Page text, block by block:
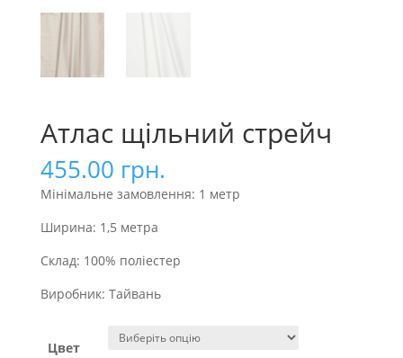
Атлас щільний стрейч
455.00 грн.
Мінімальне замовлення: 1 метр
Ширина: 1,5 метра
Склад: 100% поліестер
Виробник: Тайвань
Цвет